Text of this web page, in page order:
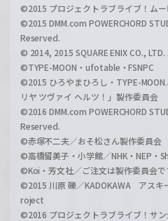
©2015 プロジェクトラブライブ！ムー
©2015 DMM.com POWERCHORD
Reserved.
© 2014, 2015 SQUARE ENIX CO.,
©TYPE-MOON・ufotable・FSNPC
©2015 ひろやまひろし・TYPE-
リヤ ツヴァイ ヘルツ！」製作委員会
©2016 DMM.com POWERCHORD
Reserved.
©赤塚不二夫／おそ松さん製作委員会
©高橋留美子・小学館／NHK・NEP・
©Koi・芳文社／ご注文は製作委員会で
©2015 川原 礫／KADOKAWA アスキ
roject
©2016 プロジェクトラブライブ！サン